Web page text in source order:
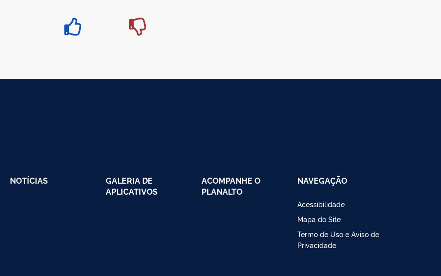
NOTÍCIAS
GALERIA DE
APLICATIVOS
ACOMPANHE O
PLANALTO
NAVEGAÇÃO
Acessibilidade
Mapa do Site
Termo de Uso e Aviso de
Privacidade